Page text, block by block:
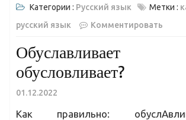
Категории : Русский язык Метки :
русский язык
Комментировать
обусловливает?
01.12.2022
Как правильно: